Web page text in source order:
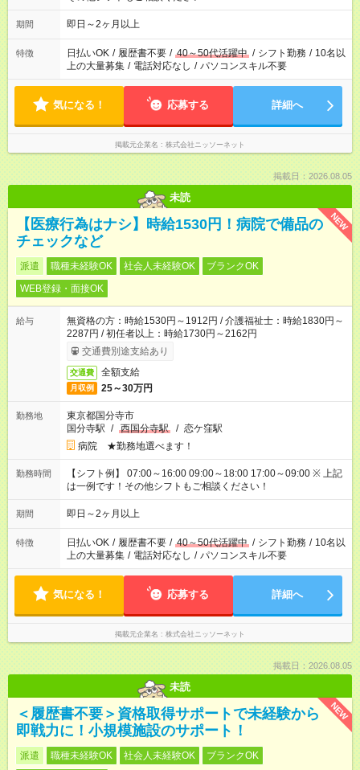
期間 即日～2ヶ月以上
特徴 日払いOK / 履歴書不要 / 40～50代活躍中 / シフト勤務 / 10名以
上の大量募集 / 電話対応なし / パソコンスキル不要
気になる！ 応募する 詳細へ
掲載元企業名 株式会社ニッソーネット
掲載日：2026.08.05
未読
NEW
【医療行為はナシ】時給1530円！病院で備品の
チェックなど
派遣 職種未経験OK 社会人未経験OK
ブランクOK
WEB登録・面接OK
給与
無資格の方：時給1530円～1912円 / 介護福祉士：時給1830円～
2287円 / 初任者以上：時給1730円～2162円
交通費別途支給あり
交通費 全額支給
月収例 25～30万円
勤務地
東京都国分寺市
国分寺駅 / 西国分寺駅 / 恋ケ窪駅
病院 ★勤務地選べます！
勤務時間
【シフト例】 07:00～16:00 09:00～18:00 17:00～09:00 ※ 上記
は一例です！その他シフトもご相談ください！
期間 即日～2ヶ月以上
特徴 日払いOK / 履歴書不要 / 40～50代活躍中 / シフト勤務 / 10名以
上の大量募集 / 電話対応なし / パソコンスキル不要
気になる！ 応募する 詳細へ
掲載元企業名 株式会社ニッソーネット
掲載日：2026.08.05
未読
NEW
＜履歴書不要＞資格取得サポートで未経験から
即戦力に！小規模施設のサポート！
派遣 職種未経験OK 社会人未経験OK ブランクOK